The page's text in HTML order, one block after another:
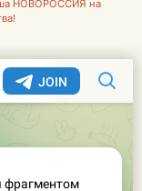
НОВОРОССИЯ на